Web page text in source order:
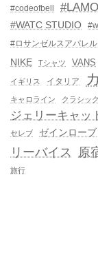
#codeofbell
#WATC STUDIO
#ロサンゼルスアパレル
NIKE
Tシャツ VANS
イギリス イタリア
キャロライン クラシック
ジェリーキャッ
セレブ ゼインローブ
リーバイス 原
旅行